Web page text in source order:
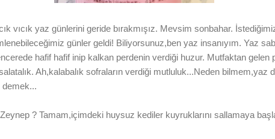
vıcık yaz günlerini geride bırakmışız. Mevsim sonbahar.
günler geldi! Biliyorsunuz,ben yaz insanıyım. Yaz
hafif hafif inip kalkan perdenin verdiği huzur. Mutfaktan gelen
Ah,kalabalık sofraların verdiği mutluluk...Neden bilmem,yaz
demek...
? Tamam,içimdeki huysuz kediler kuyruklarını sallamaya